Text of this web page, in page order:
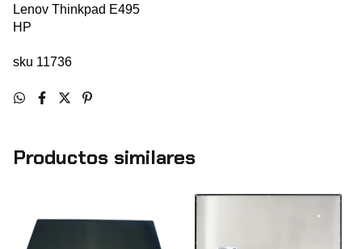
Lenov Thinkpad E495
HP
sku 11736
Productos similares